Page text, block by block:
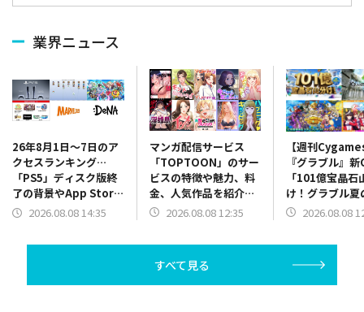
業界ニュース
26年8月1日～7日のア
クセスランキング…
「PS5」ディスク版終
了の背景やApp Store
振り返り、決算関係が
2026.08.08 14:35
マンガ配信サービス
「TOPTOON」のサー
ビスの特徴や魅力、料
金、人気作品を紹介
ランキングも毎週更新
2026.08.08 12:35
【週刊
『グラブル』
「101億宝晶石
け！グラブル夏
祭！」、『ウマ
など（26年8月
日）
2026.08.08
すべて見る